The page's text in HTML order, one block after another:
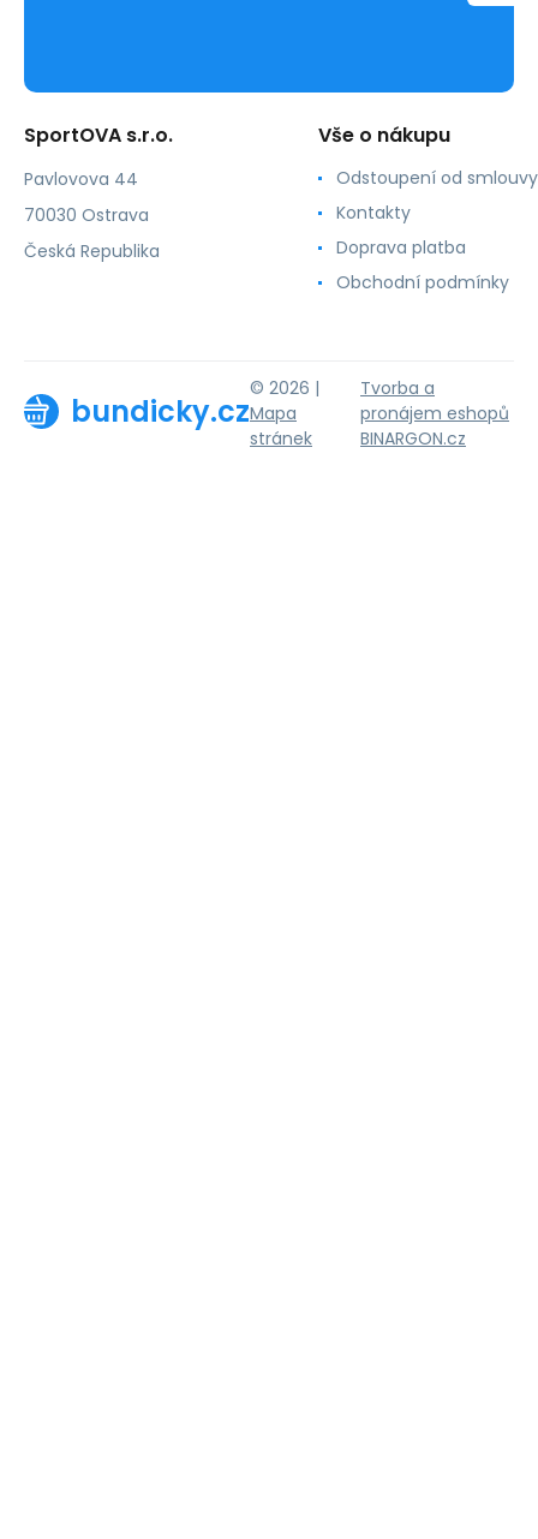
SportOVA s.r.o.
Pavlovova 44
70030 Ostrava
Česká Republika
Vše o nákupu
Odstoupení od smlouvy
Kontakty
Doprava platba
Obchodní podmínky
bundicky.cz
© 2026 |
Mapa
stránek
Tvorba a
pronájem eshopů
BINARGON.cz